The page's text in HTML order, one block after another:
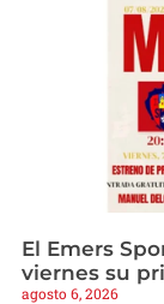
El Emers
viernes su
agosto 6, 2026